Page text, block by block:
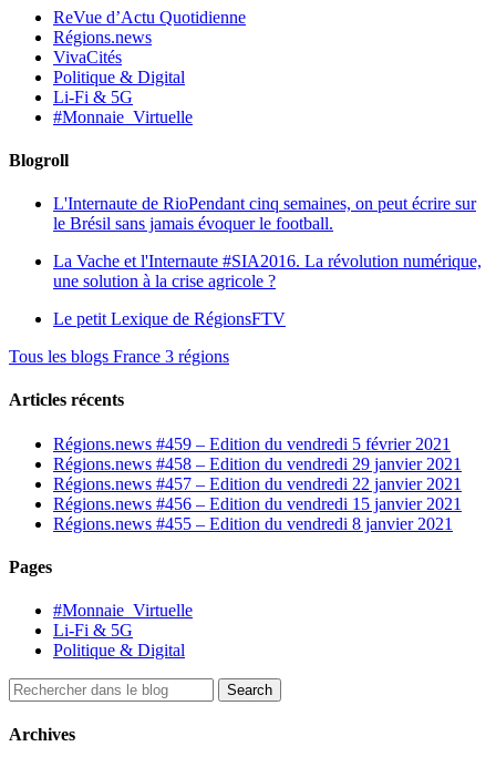
ReVue d’Actu Quotidienne
Régions.news
VivaCités
Politique & Digital
Li-Fi & 5G
#Monnaie_Virtuelle
Blogroll
L'Internaute de RioPendant cinq semaines, on peut écrire sur
le Brésil sans jamais évoquer le football.
La Vache et l'Internaute #SIA2016. La révolution numérique,
une solution à la crise agricole ?
Le petit Lexique de RégionsFTV
Tous les blogs France 3 régions
Articles récents
Régions.news #459 – Edition du vendredi 5 février 2021
Régions.news #458 – Edition du vendredi 29 janvier 2021
Régions.news #457 – Edition du vendredi 22 janvier 2021
Régions.news #456 – Edition du vendredi 15 janvier 2021
Régions.news #455 – Edition du vendredi 8 janvier 2021
Pages
#Monnaie_Virtuelle
Li-Fi & 5G
Politique & Digital
Archives